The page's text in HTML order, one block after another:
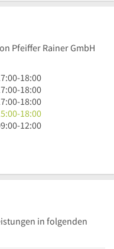
Pfeiffer Rainer GmbH
-18:00
-18:00
-18:00
-18:00
-12:00
in folgenden